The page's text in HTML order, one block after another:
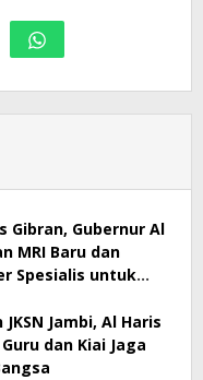
Gibran, Gubernur Al
MRI Baru dan
Spesialis untuk
Jambi, Al Haris
dan Kiai Jaga